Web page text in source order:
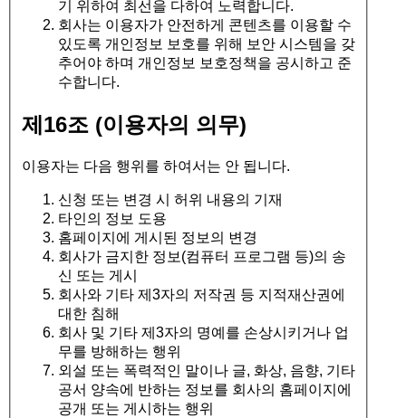
기 위하여 최선을 다하여 노력합니다.
회사는 이용자가 안전하게 콘텐츠를 이용할 수
있도록 개인정보 보호를 위해 보안 시스템을 갖
추어야 하며 개인정보 보호정책을 공시하고 준
수합니다.
제16조 (이용자의 의무)
이용자는 다음 행위를 하여서는 안 됩니다.
신청 또는 변경 시 허위 내용의 기재
타인의 정보 도용
홈페이지에 게시된 정보의 변경
회사가 금지한 정보(컴퓨터 프로그램 등)의 송
신 또는 게시
회사와 기타 제3자의 저작권 등 지적재산권에
대한 침해
회사 및 기타 제3자의 명예를 손상시키거나 업
무를 방해하는 행위
외설 또는 폭력적인 말이나 글, 화상, 음향, 기타
공서 양속에 반하는 정보를 회사의 홈페이지에
공개 또는 게시하는 행위